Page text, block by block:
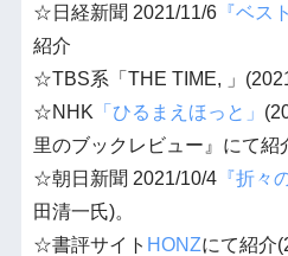
☆日経新聞 2021/11/6『ベス
紹介
☆TBS系「THE TIME, 」
☆NHK 「ひるまえほっと」
里のブックレビュー』にて紹
☆朝日新聞 2021/10/4『折々
田清一氏)。
☆書評サイト HONZにて紹介